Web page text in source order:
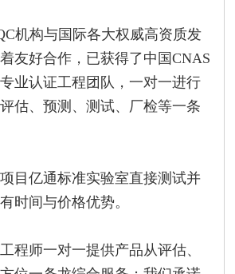
机构与国际各大权威高资质发
友好合作，已获得了中国CNAS
业认证工程团队，一对一进行
估、预测、测试、厂检等一条
目亿通标准实验室直接测试并
时间与价格优势。
程师一对一提供产品从评估、